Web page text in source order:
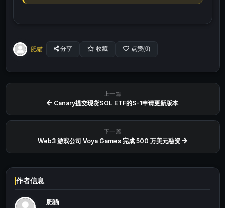
肥猫 分享 收藏 点赞(0)
上一篇
Canary提交现货SOL ETF的S-1申请更新版本
下一篇
Web3 游戏公司 Voya Games 完成 500 万美元融资
作者信息
肥猫